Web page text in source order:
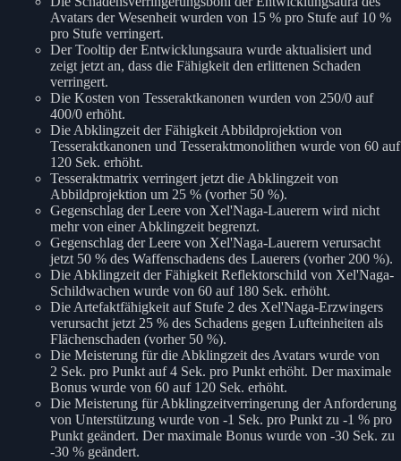
Avatars der Wesenheit wurden von 15 % pro Stufe auf 10 %
pro Stufe verringert.
Der Tooltip der Entwicklungsaura wurde aktualisiert und
zeigt jetzt an, dass die Fähigkeit den erlittenen Schaden
verringert.
Die Kosten von Tesseraktkanonen wurden von 250/0 auf
400/0 erhöht.
Die Abklingzeit der Fähigkeit Abbildprojektion von
Tesseraktkanonen und Tesseraktmonolithen wurde von 60 auf
120 Sek. erhöht.
Tesseraktmatrix verringert jetzt die Abklingzeit von
Abbildprojektion um 25 % (vorher 50 %).
Gegenschlag der Leere von Xel'Naga-Lauerern wird nicht
mehr von einer Abklingzeit begrenzt.
Gegenschlag der Leere von Xel'Naga-Lauerern verursacht
jetzt 50 % des Waffenschadens des Lauerers (vorher 200 %).
Die Abklingzeit der Fähigkeit Reflektorschild von Xel'Naga-
Schildwachen wurde von 60 auf 180 Sek. erhöht.
Die Artefaktfähigkeit auf Stufe 2 des Xel'Naga-Erzwingers
verursacht jetzt 25 % des Schadens gegen Lufteinheiten als
Flächenschaden (vorher 50 %).
Die Meisterung für die Abklingzeit des Avatars wurde von
2 Sek. pro Punkt auf 4 Sek. pro Punkt erhöht. Der maximale
Bonus wurde von 60 auf 120 Sek. erhöht.
Die Meisterung für Abklingzeitverringerung der Anforderung
von Unterstützung wurde von -1 Sek. pro Punkt zu -1 % pro
Punkt geändert. Der maximale Bonus wurde von -30 Sek. zu
-30 % geändert.